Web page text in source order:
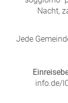
Nacht,
Jede
info.de/